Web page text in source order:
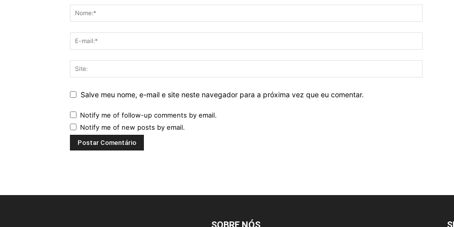
Salve meu nome, e-mail e site neste navegador para a próxima vez que eu comentar.
Notify me of follow-up comments by email.
Notify me of new posts by email.
SOBRE NÓS